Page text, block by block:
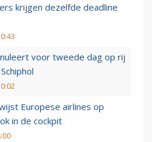
krijgen dezelfde deadline
voor tweede dag op rij
Europese airlines op
in de cockpit